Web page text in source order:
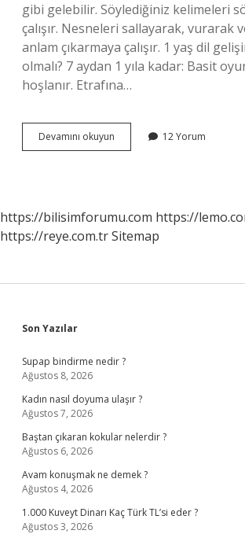
gibi gelebilir. Söylediğiniz kelimeleri
çalışır. Nesneleri sallayarak, vurarak
anlam çıkarmaya çalışır. 1 yaş dil
olmalı? 7 aydan 1 yıla kadar: Basit
hoşlanır. Etrafına…
Devamını okuyun
Yaşındaki
12 Yorum
https://bilisimforumu.com https://
https://reye.com.trSitemap
Sidebar
Son Yazılar
Supap bindirme nedir ?
Ağustos 8, 2026
Kadın nasıl doyuma ulaşır ?
Ağustos 7, 2026
Baştan çıkaran kokular nelerdir ?
Ağustos 6, 2026
Avam konuşmak ne demek ?
Ağustos 4, 2026
1.000 Kuveyt Dinarı Kaç Türk TL’si eder ?
Ağustos 3, 2026